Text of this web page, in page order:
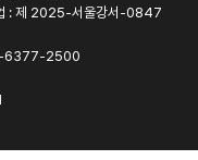
6377-2500